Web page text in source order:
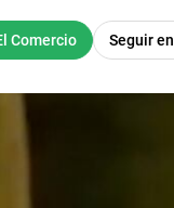
Seguir en